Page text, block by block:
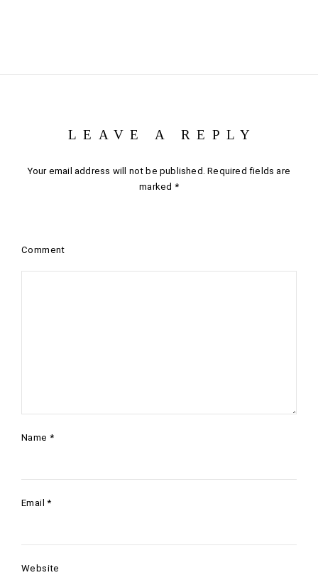
LEAVE A REPLY
Your email address will not be published. Required fields are
marked *
Comment
Name *
Email*
Website